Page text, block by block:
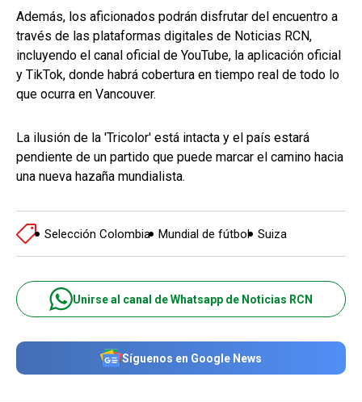
Además, los aficionados podrán disfrutar del encuentro a
través de las plataformas digitales de Noticias RCN,
incluyendo el canal oficial de YouTube, la aplicación oficial
y TikTok, donde habrá cobertura en tiempo real de todo lo
que ocurra en Vancouver.
La ilusión de la 'Tricolor' está intacta y el país estará
pendiente de un partido que puede marcar el camino hacia
una nueva hazaña mundialista.
Selección Colombia Mundial de fútbol Suiza
Unirse al canal de Whatsapp de Noticias RCN
Síguenos en Google News